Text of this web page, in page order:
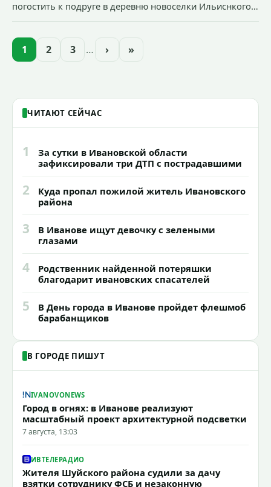
погостить к подруге в деревню новоселки Ильиснкого
1 2 3 … › »
ЧИТАЮТ СЕЙЧАС
1
За сутки в Ивановской области
зафиксировали три ДТП с пострадавшими
2
Куда пропал пожилой житель Ивановского
района
3
В Иванове ищут девочку с зелеными
глазами
4
Родственник найденной потеряшки
благодарит ивановских спасателей
5
В День города в Иванове пройдет флешмоб
барабанщиков
В ГОРОДЕ ПИШУТ
IVANOVONEWS
Город в огнях: в Иванове реализуют
масштабный проект архитектурной подсветки
7 августа, 13:03
ИВТЕЛЕРАДИО
Жителя Шуйского района судили за дачу
взятки сотруднику ФСБ и незаконную